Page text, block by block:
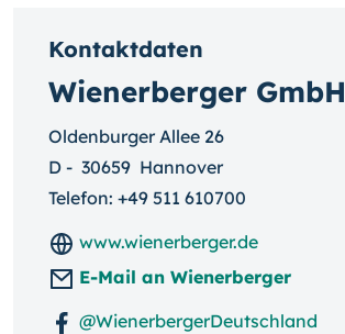
Kontaktdaten
Wienerberger GmbH
Oldenburger Allee 26
D - 30659 Hannover
Telefon: +49 511 610700
www.wienerberger.de
E-Mail an Wienerberger
@WienerbergerDeutschland